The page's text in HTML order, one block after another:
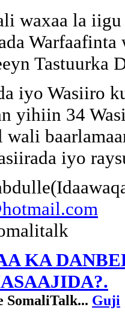
waxaa la iigu
Warfaafinta
Tastuurka
iyo Wasiiro
yihiin 34
iyo
KA
SomaliTalk... Guji